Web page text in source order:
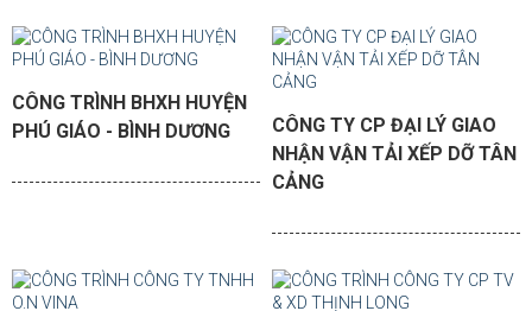
CÔNG TRÌNH BHXH HUYỆN
PHÚ GIÁO - BÌNH DƯƠNG
CÔNG TY CP ĐẠI LÝ GIAO
NHẬN VẬN TẢI XẾP DỠ TÂN
CẢNG